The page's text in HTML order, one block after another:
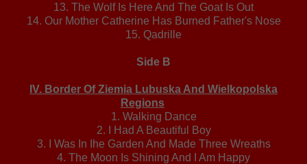
13. The Wolf Is Here And The Goat Is Out
14. Our Mother Catherine Has Burned Father's Nose
15. Qadrille
Side B
IV. Border Of Ziemia Lubuska And Wielkopolska
Regions
1. Walking Dance
2. I Had A Beautiful Boy
3. I Was In Ihe Garden And Made Three Wreaths
4. The Moon Is Shining And I Am Happy